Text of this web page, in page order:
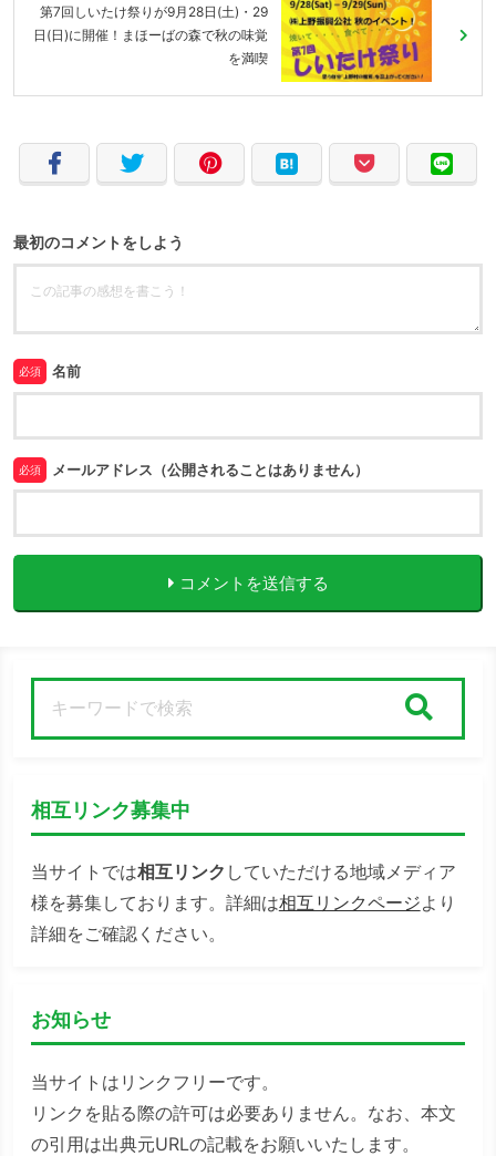
第7回しいたけ祭りが9月28日(土)・29
日(日)に開催！まほーばの森で秋の味覚
を満喫
最初のコメントをしよう
必須 名前
必須 メールアドレス（公開されることはありません）
コメントを送信する
相互リンク募集中
当サイトでは相互リンク していただける地域メディア
様を募集しております。詳細は相互リンクページより
詳細をご確認ください。
お知らせ
当サイトはリンクフリーです。
リンクを貼る際の許可は必要ありません。なお、本文
の引用は出典元URLの記載をお願いいたします。